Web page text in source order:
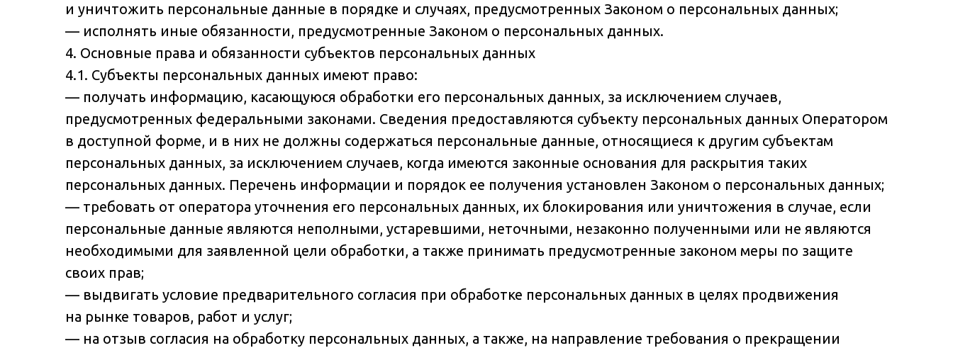
и уничтожить персональные данные в порядке и случаях, предусмотренных Законом о персональных данных;
— исполнять иные обязанности, предусмотренные Законом о персональных данных.
4. Основные права и обязанности субъектов персональных данных
4.1. Субъекты персональных данных имеют право:
— получать информацию, касающуюся обработки его персональных данных, за исключением случаев,
предусмотренных федеральными законами. Сведения предоставляются субъекту персональных данных Оператором
в доступной форме, и в них не должны содержаться персональные данные, относящиеся к другим субъектам
персональных данных, за исключением случаев, когда имеются законные основания для раскрытия таких
персональных данных. Перечень информации и порядок ее получения установлен Законом о персональных данных;
— требовать от оператора уточнения его персональных данных, их блокирования или уничтожения в случае, если
персональные данные являются неполными, устаревшими, неточными, незаконно полученными или не являются
необходимыми для заявленной цели обработки, а также принимать предусмотренные законом меры по защите
своих прав;
— выдвигать условие предварительного согласия при обработке персональных данных в целях продвижения
на рынке товаров, работ и услуг;
— на отзыв согласия на обработку персональных данных, а также, на направление требования о прекращении